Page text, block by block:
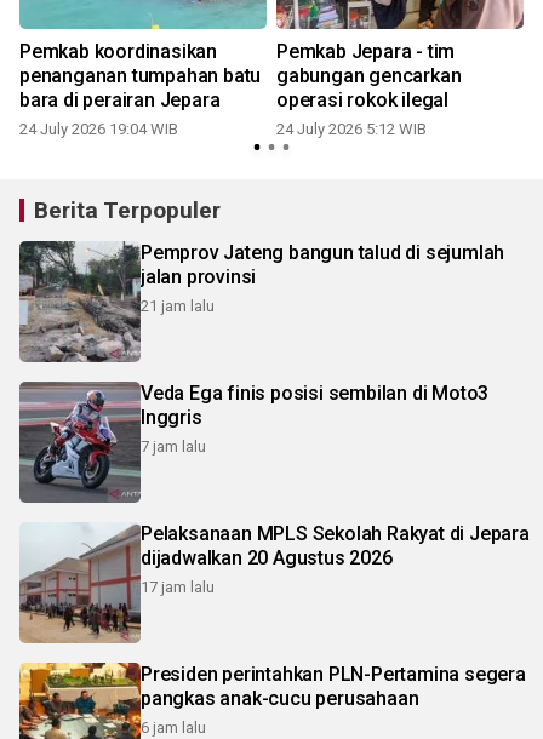
Pemkab koordinasikan
penanganan tumpahan batu
bara di perairan Jepara
24 July 2026 19:04 WIB
Pemkab Jepara - tim
gabungan gencarkan
operasi rokok ilegal
24 July 2026 5:12 WIB
Berita Terpopuler
Pemprov Jateng bangun talud di sejumlah
jalan provinsi
21 jam lalu
Veda Ega finis posisi sembilan di Moto3
Inggris
7 jam lalu
Pelaksanaan MPLS Sekolah Rakyat di Jepara
dijadwalkan 20 Agustus 2026
17 jam lalu
Presiden perintahkan PLN-Pertamina segera
pangkas anak-cucu perusahaan
6 jam lalu